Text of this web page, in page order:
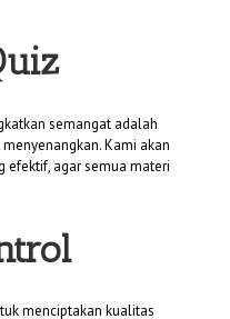
semangat adalah
Kami akan
efektif, agar semua materi
menciptakan kualitas